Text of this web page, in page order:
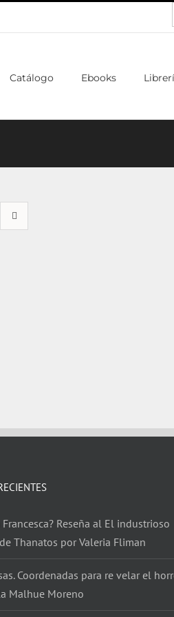
Catálogo Ebooks
Reseña al El industrioso
Thanatos por Valeria Fliman
Coordenadas para re velar el
Malhue Moreno